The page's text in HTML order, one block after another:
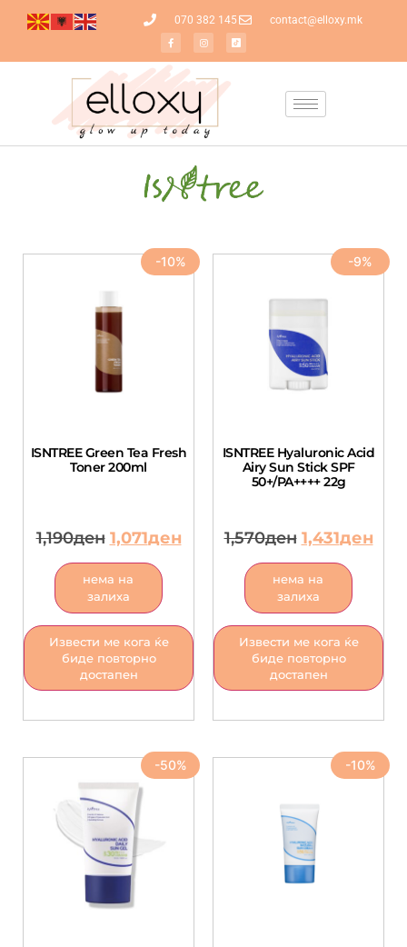
070 382 145 contact@elloxy.mk
-10%
ISNTREE Green Tea Fresh
Toner 200ml
1,190ден 1,071ден
нема на
залиха
Извести ме кога ќе
биде повторно
достапен
-9%
ISNTREE Hyaluronic Acid
Airy Sun Stick SPF
50+/PA++++ 22g
1,570ден 1,431ден
нема на
залиха
Извести ме кога ќе
биде повторно
достапен
-50% -10%